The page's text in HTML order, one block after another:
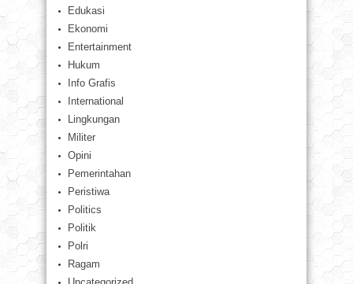
Edukasi
Ekonomi
Entertainment
Hukum
Info Grafis
International
Lingkungan
Militer
Opini
Pemerintahan
Peristiwa
Politics
Politik
Polri
Ragam